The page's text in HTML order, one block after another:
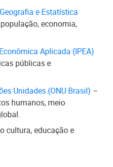
e Estatística
economia,
Aplicada (IPEA)
públicas e
Unidades (ONU Brasil) –
humanos, meio
cultura, educação e